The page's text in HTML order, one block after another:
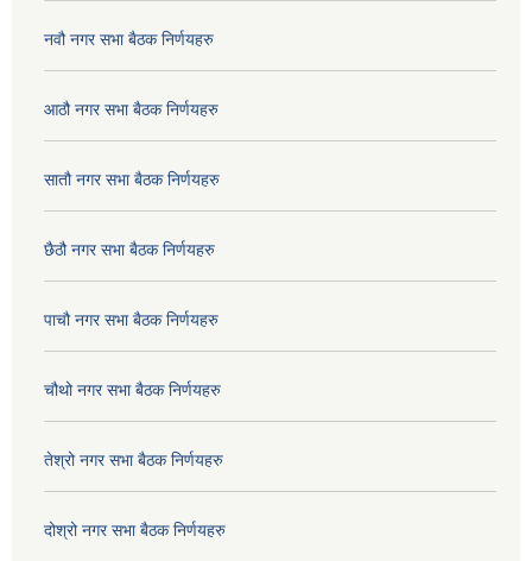
नवौ नगर सभा बैठक निर्णयहरु
आठौ नगर सभा बैठक निर्णयहरु
सातौ नगर सभा बैठक निर्णयहरु
छैठौ नगर सभा बैठक निर्णयहरु
पाचौ नगर सभा बैठक निर्णयहरु
चौथो नगर सभा बैठक निर्णयहरु
तेश्रो नगर सभा बैठक निर्णयहरु
दोश्रो नगर सभा बैठक निर्णयहरु